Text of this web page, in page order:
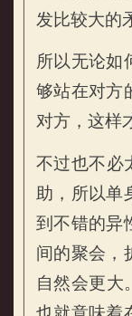
发比较大的
所以无论如
够站在对方
对方，这样
不过也不必
助，所以单
到不错的异
间的聚会，
自然会更大